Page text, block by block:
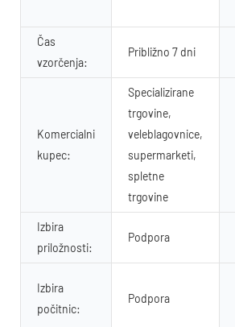
Čas
vzorčenja:
Približno 7 dni
Komercialni
kupec:
Specializirane
trgovine,
veleblagovnice,
supermarketi,
spletne
trgovine
Izbira
priložnosti:
Podpora
Izbira
počitnic:
Podpora